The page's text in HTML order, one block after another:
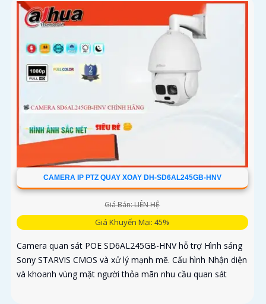
CAMERA IP PTZ QUAY XOAY DH-SD6AL245GB-HNV
Giá Bán: LIÊN HỆ
Giá Khuyến Mại: 45%
Camera quan sát POE SD6AL245GB-HNV hỗ trợ Hình sáng
Sony STARVIS CMOS và xử lý mạnh mẽ. Cấu hình Nhận diện
và khoanh vùng mặt người thỏa mãn nhu cầu quan sát